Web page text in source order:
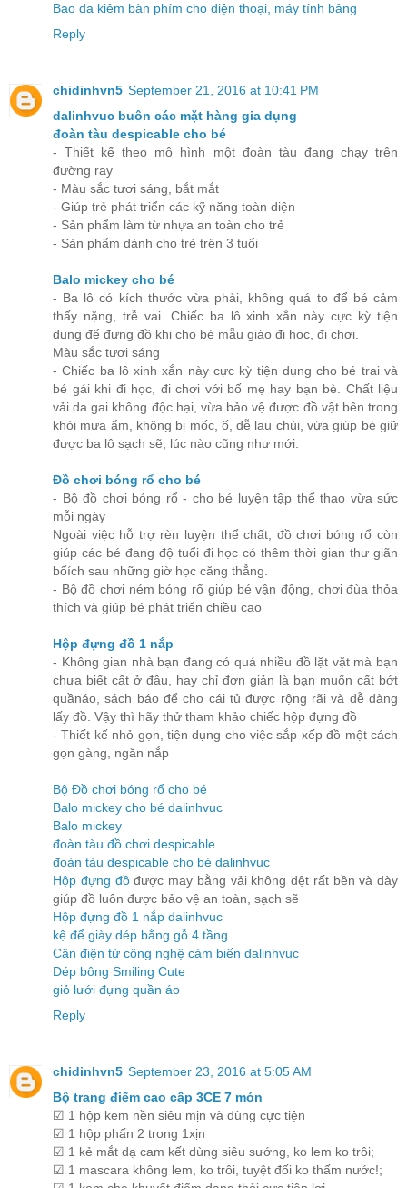
Bao da kiêm bàn phím cho điện thoại, máy tính bảng
Reply
chidinhvn5 September 21, 2016 at 10:41 PM
dalinhvuc buôn các mặt hàng gia dụng
đoàn tàu despicable cho bé
- Thiết kế theo mô hình một đoàn tàu đang chạy trên
đường ray
- Màu sắc tươi sáng, bắt mắt
- Giúp trẻ phát triển các kỹ năng toàn diện
- Sản phẩm làm từ nhựa an toàn cho trẻ
- Sản phẩm dành cho trẻ trên 3 tuổi
Balo mickey cho bé
- Ba lô có kích thước vừa phải, không quá to để bé cảm
thấy nặng, trễ vai. Chiếc ba lô xinh xắn này cực kỳ tiện
dụng để đựng đồ khi cho bé mẫu giáo đi học, đi chơi.
Màu sắc tươi sáng
- Chiếc ba lô xinh xắn này cực kỳ tiện dụng cho bé trai và
bé gái khi đi học, đi chơi với bố mẹ hay bạn bè. Chất liệu
vải da gai không độc hại, vừa bảo vệ được đồ vật bên trong
khỏi mưa ẩm, không bị mốc, ố, dễ lau chùi, vừa giúp bé giữ
được ba lô sạch sẽ, lúc nào cũng như mới.
Đồ chơi bóng rổ cho bé
- Bộ đồ chơi bóng rổ - cho bé luyện tập thể thao vừa sức
mỗi ngày
Ngoài việc hỗ trợ rèn luyện thể chất, đồ chơi bóng rổ còn
giúp các bé đang độ tuổi đi học có thêm thời gian thư giãn
bổích sau những giờ học căng thẳng.
- Bộ đồ chơi ném bóng rổ giúp bé vận động, chơi đùa thỏa
thích và giúp bé phát triển chiều cao
Hộp đựng đồ 1 nắp
- Không gian nhà bạn đang có quá nhiều đồ lặt vặt mà bạn
chưa biết cất ở đâu, hay chỉ đơn giản là bạn muốn cất bớt
quầnáo, sách báo để cho cái tủ được rộng rãi và dễ dàng
lấy đồ. Vậy thì hãy thử tham khảo chiếc hộp đựng đồ
- Thiết kế nhỏ gọn, tiện dụng cho việc sắp xếp đồ một cách
gọn gàng, ngăn nắp
Bộ Đồ chơi bóng rổ cho bé
Balo mickey cho bé dalinhvuc
Balo mickey
đoàn tàu đồ chơi despicable
đoàn tàu despicable cho bé dalinhvuc
Hộp đựng đồđược may bằng vải không dệt rất bền và dày
giúp đồ luôn được bảo vệ an toàn, sạch sẽ
Hộp đựng đồ 1 nắp dalinhvuc
kệ để giày dép bằng gỗ 4 tầng
Cân điện tử công nghệ cảm biến dalinhvuc
Dép bông Smiling Cute
giỏ lưới đựng quần áo
Reply
chidinhvn5 September 23, 2016 at 5:05 AM
Bộ trang điểm cao cấp 3CE 7 món
☑ 1 hộp kem nền siêu mịn và dùng cực tiện
☑ 1 hộp phấn 2 trong 1xịn
☑ 1 kẻ mắt dạ cam kết dùng siêu sướng, ko lem ko trôi;
☑ 1 mascara không lem, ko trôi, tuyệt đối ko thấm nước!;